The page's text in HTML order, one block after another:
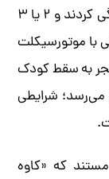
۲‌سال در سلطان‌آباد در خانه‌ای به‌سختی زندگی کردند و ۲ یا ۳
با موتورسیکلت
به سقط کودک
می‌رسد؛ شرایطی
که «کاوه